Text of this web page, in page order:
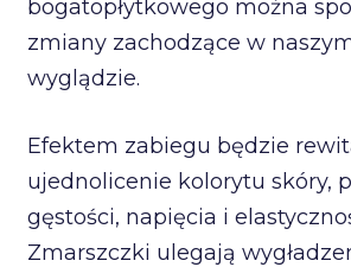
bogatopłytkowego można
zmiany zachodzące w
wyglądzie.
Efektem zabiegu będzie
ujednolicenie kolorytu skóry,
gęstości, napięcia i
Zmarszczki ulegają